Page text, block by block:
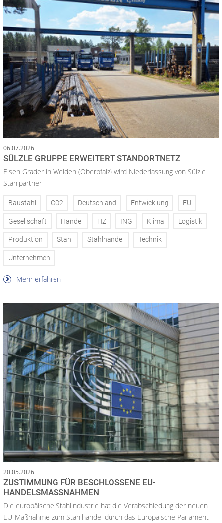
06.07.2026
SÜLZLE GRUPPE ERWEITERT STANDORTNETZ
Eisen Grader in Weiden (Oberpfalz) wird Niederlassung von Sülzle
Stahlpartner
Baustahl CO2 Deutschland Entwicklung EU
Gesellschaft Handel HZ ING Klima Logistik
Produktion Stahl Stahlhandel Technik
Unternehmen
Mehr erfahren
20.05.2026
ZUSTIMMUNG FÜR BESCHLOSSENE EU-
HANDELSMASSNAHMEN
Die europäische Stahlindustrie hat die Verabschiedung der neuen
EU-Maßnahme zum Stahlhandel durch das Europäische Parlament